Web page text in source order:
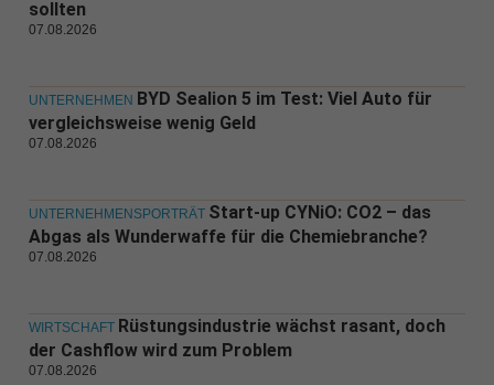
sollten
07.08.2026
UNTERNEHMEN BYD Sealion 5 im Test: Viel Auto für
vergleichsweise wenig Geld
07.08.2026
UNTERNEHMENSPORTRÄT Start-up CYNiO: CO2 – das
Abgas als Wunderwaffe für die Chemiebranche?
07.08.2026
WIRTSCHAFT Rüstungsindustrie wächst rasant, doch
der Cashflow wird zum Problem
07.08.2026